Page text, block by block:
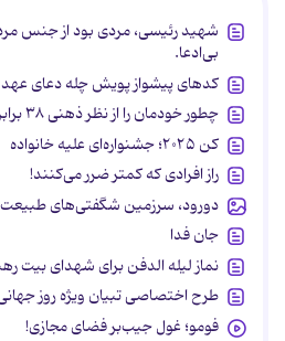
شهید رئیسی، مردی بود از جنس
بی‌ادعا.
کدهای پیشواز پویش چله دعای عهد
چطور خودمان را از نظر ذهنی ۳۸ برابر قوی‌تر کنیم؟
کن ۲۰۲۵؛ جشنواره‌ای علیه خانواده
راز افرادی که کمتر ضرر می‌کنند!
دورود، سرزمین شگفتی‌های طبیعت
جان فدا
نماز لیله الدفن برای شهدای بیت
طرح اختصاصی تبیان ویژه روز
فومو؛ غول جیب‌بر فضای مجازی!